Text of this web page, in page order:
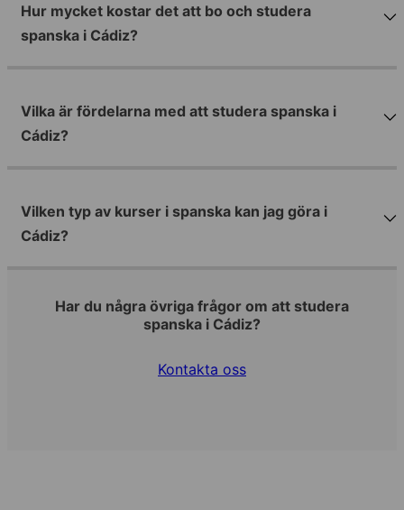
Hur mycket kostar det att bo och studera
spanska i Cádiz?
Vilka är fördelarna med att studera spanska i
Cádiz?
Vilken typ av kurser i spanska kan jag göra i
Cádiz?
Har du några övriga frågor om att studera
spanska i Cádiz?
Kontakta oss